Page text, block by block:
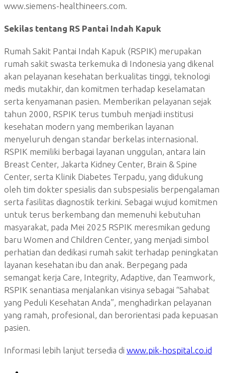
www.siemens-healthineers.com.
Sekilas tentang RS Pantai Indah Kapuk
Rumah Sakit Pantai Indah Kapuk (RSPIK) merupakan
rumah sakit swasta terkemuka di Indonesia yang dikenal
akan pelayanan kesehatan berkualitas tinggi, teknologi
medis mutakhir, dan komitmen terhadap keselamatan
serta kenyamanan pasien. Memberikan pelayanan sejak
tahun 2000, RSPIK terus tumbuh menjadi institusi
kesehatan modern yang memberikan layanan
menyeluruh dengan standar berkelas internasional.
RSPIK memiliki berbagai layanan unggulan, antara lain
Breast Center, Jakarta Kidney Center, Brain & Spine
Center, serta Klinik Diabetes Terpadu, yang didukung
oleh tim dokter spesialis dan subspesialis berpengalaman
serta fasilitas diagnostik terkini. Sebagai wujud komitmen
untuk terus berkembang dan memenuhi kebutuhan
masyarakat, pada Mei 2025 RSPIK meresmikan gedung
baru Women and Children Center, yang menjadi simbol
perhatian dan dedikasi rumah sakit terhadap peningkatan
layanan kesehatan ibu dan anak. Berpegang pada
semangat kerja Care, Integrity, Adaptive, dan Teamwork,
RSPIK senantiasa menjalankan visinya sebagai “Sahabat
yang Peduli Kesehatan Anda”, menghadirkan pelayanan
yang ramah, profesional, dan berorientasi pada kepuasan
pasien.
Informasi lebih lanjut tersedia di www.pik-hospital.co.id